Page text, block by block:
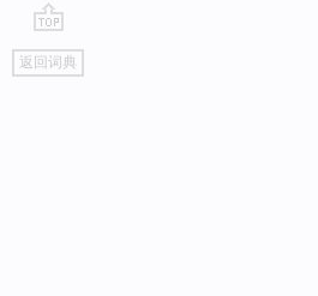
go
top
返回词典